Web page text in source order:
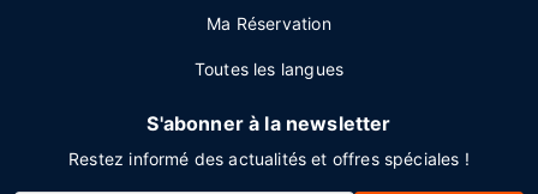
Ma Réservation
Toutes les langues
S'abonner à la newsletter
Restez informé des actualités et offres spéciales !